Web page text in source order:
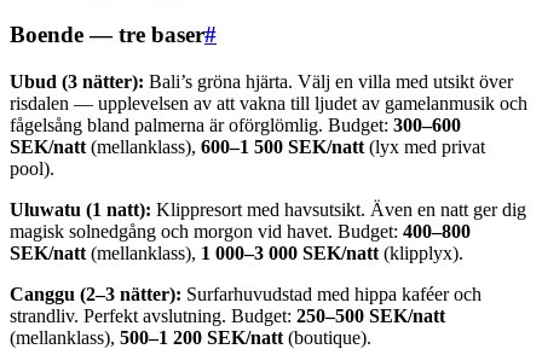
Boende — tre baser#
Ubud (3 nätter): Bali’s gröna hjärta. Välj en villa med utsikt över
risdalen — upplevelsen av att vakna till ljudet av gamelanmusik och
fågelsång bland palmerna är oförglömlig. Budget: 300–600
SEK/natt (mellanklass), 600–1 500 SEK/natt (lyx med privat
pool).
Uluwatu (1 natt): Klippresort med havsutsikt. Även en natt ger dig
magisk solnedgång och morgon vid havet. Budget: 400–800
SEK/natt (mellanklass), 1 000–3 000 SEK/natt (klipplyx).
Canggu (2–3 nätter): Surfarhuvudstad med hippa kaféer och
strandliv. Perfekt avslutning. Budget: 250–500 SEK/natt
(mellanklass), 500–1 200 SEK/natt (boutique).